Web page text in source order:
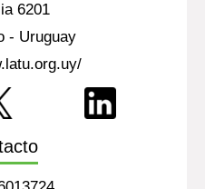
6201
- Uruguay